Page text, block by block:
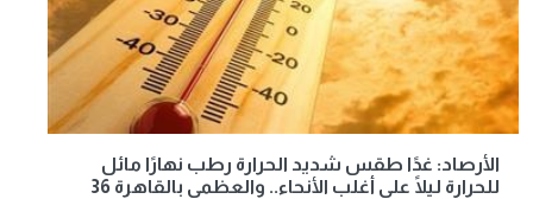
الأرصاد: غدًا طقس شديد الحرارة رطب نهارًا مائل
للحرارة ليلًا على أغلب الأنحاء.. والعظمى بالقاهرة 36